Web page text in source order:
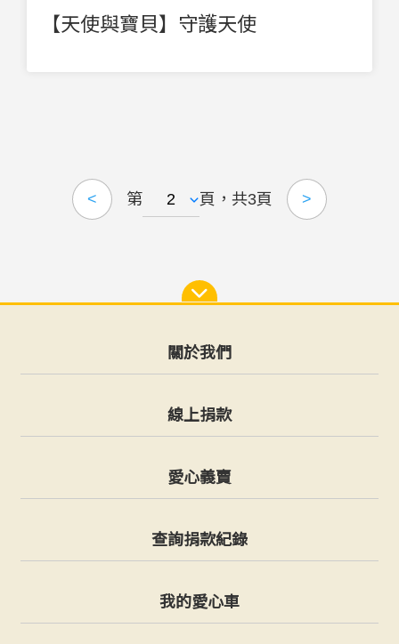
【天使與寶貝】守護天使
< 第 頁，共3頁 >
關於我們
線上捐款
愛心義賣
查詢捐款紀錄
我的愛心車